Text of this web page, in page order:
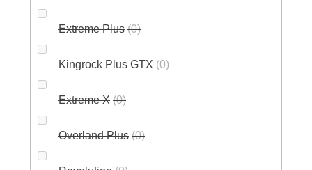
Extreme Plus 0
Kingrock Plus GTX 0
Extreme X 0
Overland Plus 0